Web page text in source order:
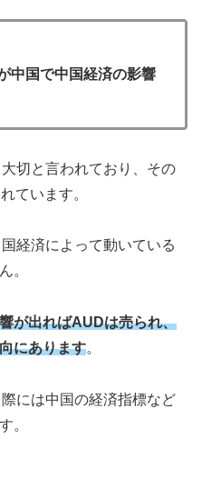
中国で中国経済の影響
切と言われており、その
ています。
経済によって動いている
。
が出ればAUDは売られ、
にあります。
には中国の経済指標など
。